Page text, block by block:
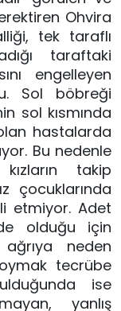
Ohvira
tek taraflı
taraftaki
engelleyen
Sol böbreği
sol kısmında
hastalarda
Bu nedenle
takip
çocuklarında
etmiyor. Adet
olduğu için
neden
tecrübe
ise
yanlış